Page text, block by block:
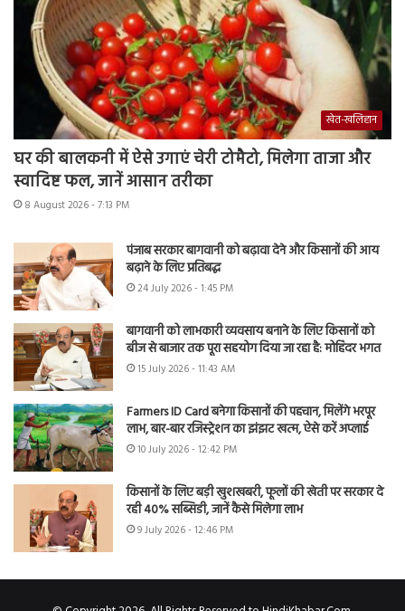
खेत-खलिहान
घर की बालकनी में ऐसे उगाएं चेरी टोमैटो, मिलेगा ताजा और
स्वादिष्ट फल, जानें आसान तरीका
8 August 2026 - 7:13 PM
पंजाब सरकार बागवानी को बढ़ावा देने और किसानों की आय
बढ़ाने के लिए प्रतिबद्ध
24 July 2026 - 1:45 PM
बागवानी को लाभकारी व्यवसाय बनाने के लिए किसानों को
बीज से बाजार तक पूरा सहयोग दिया जा रहा है: मोहिंदर भगत
15 July 2026 - 11:43 AM
Farmers ID Card बनेगा किसानों की पहचान, मिलेंगे भरपूर
लाभ, बार-बार रजिस्ट्रेशन का झंझट खत्म, ऐसे करें अप्लाई
10 July 2026 - 12:42 PM
किसानों के लिए बड़ी खुशखबरी, फूलों की खेती पर सरकार दे
रही 40% सब्सिडी, जानें कैसे मिलेगा लाभ
9 July 2026 - 12:46 PM